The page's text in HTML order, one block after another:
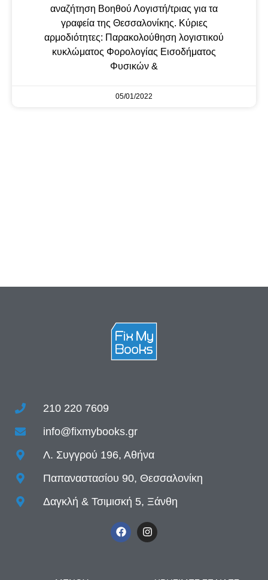
αναζήτηση Βοηθού Λογιστή/τριας για τα
γραφεία της Θεσσαλονίκης. Κύριες
αρμοδιότητες: Παρακολούθηση λογιστικού
κυκλώματος Φορολογίας Εισοδήματος
Φυσικών &
05/01/2022
210 220 7609
info@fixmybooks.gr
Λ. Συγγρού 196, Αθήνα
Παπαναστασίου 90, Θεσσαλονίκη
Δαγκλή & Τσιμισκή 5, Ξάνθη